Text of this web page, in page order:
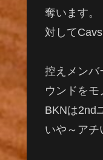
奪います。
対して
控えメンバ
ウンドをモ
BKNは2nd
いや～アチ